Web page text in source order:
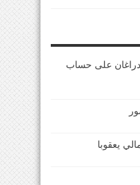
دراغان على حساب
يعقوبا